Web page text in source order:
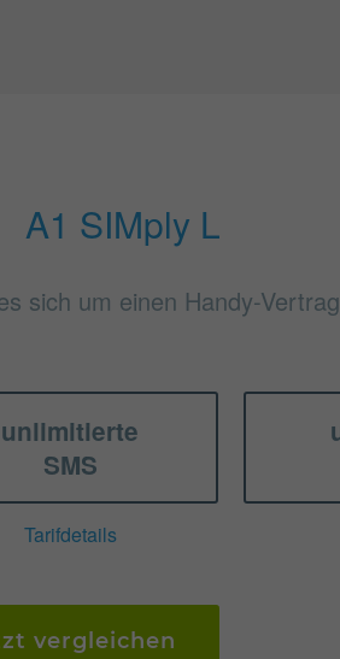
A1 SIMply L
sich um einen Handy-
unlimitierte
SMS
Tarifdetails
vergleichen